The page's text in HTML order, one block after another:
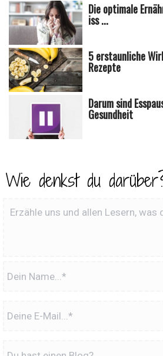
Die optimale
iss ...
5 erstaunliche
Rezepte
Darum sind
Gesundheit
Wie denkst du